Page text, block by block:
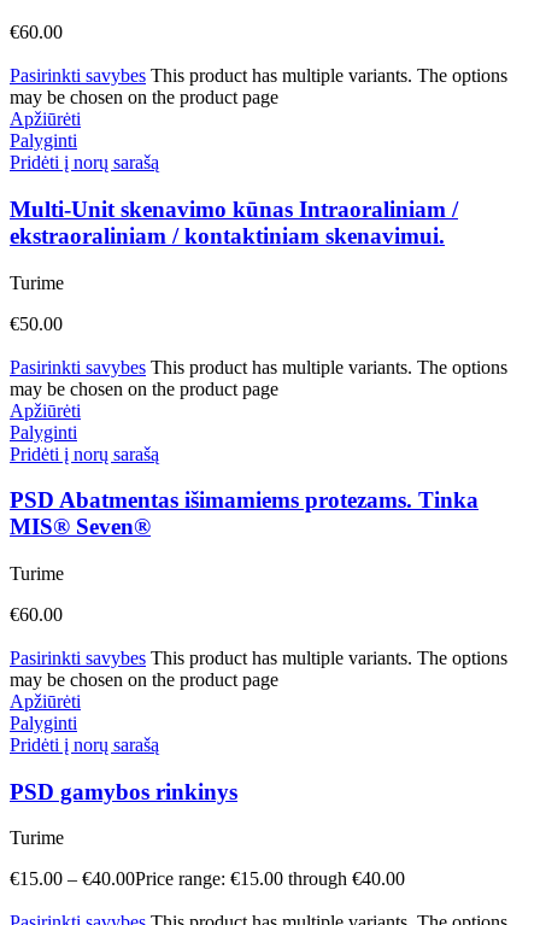
€60.00
Pasirinkti savybes This product has multiple variants. The options
may be chosen on the product page
Apžiūrėti
Palyginti
Pridėti į norų sarašą
Multi-Unit skenavimo kūnas Intraoraliniam /
ekstraoraliniam / kontaktiniam skenavimui.
Turime
€50.00
Pasirinkti savybes This product has multiple variants. The options
may be chosen on the product page
Apžiūrėti
Palyginti
Pridėti į norų sarašą
PSD Abatmentas išimamiems protezams. Tinka
MIS® Seven®
Turime
€60.00
Pasirinkti savybes This product has multiple variants. The options
may be chosen on the product page
Apžiūrėti
Palyginti
Pridėti į norų sarašą
PSD gamybos rinkinys
Turime
€15.00 – €40.00Price range: €15.00 through €40.00